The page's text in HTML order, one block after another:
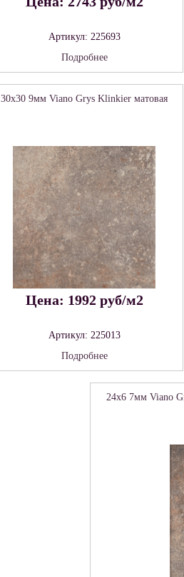
Артикул: 225693
Подробнее
30x30 9мм Viano Grys Klinkier матовая
Цена: 1992 руб/м2
Артикул: 225013
Подробнее
24x6 7мм Viano